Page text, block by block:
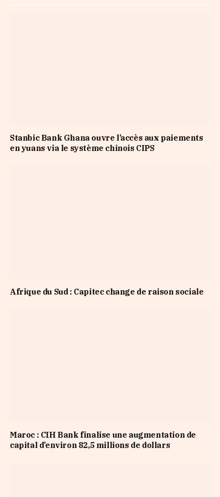
Stanbic Bank Ghana ouvre l’accès aux paiements
en yuans via le système chinois CIPS
Afrique du Sud : Capitec change de raison sociale
Maroc : CIH Bank finalise une augmentation de
capital d’environ 82,5 millions de dollars